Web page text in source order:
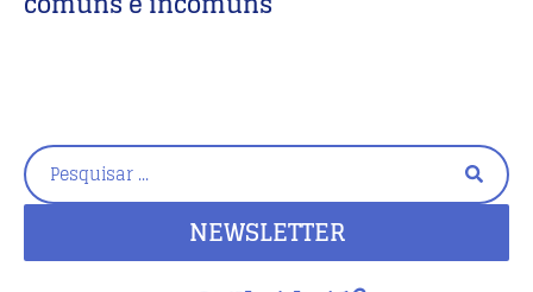
NEWSLETTER